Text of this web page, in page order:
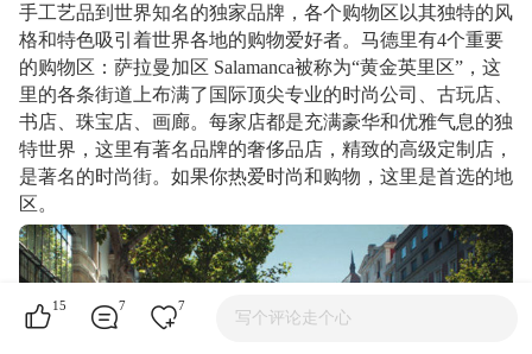
手工艺品到世界知名的独家品牌，各个购物区以其独特的风
格和特色吸引着世界各地的购物爱好者。马德里有4个重要
的购物区：萨拉曼加区 Salamanca被称为“黄金英里区”，这
里的各条街道上布满了国际顶尖专业的时尚公司、古玩店、
书店、珠宝店、画廊。每家店都是充满豪华和优雅气息的独
特世界，这里有著名品牌的奢侈品店，精致的高级定制店，
是著名的时尚街。如果你热爱时尚和购物，这里是首选的地
区。
15 7 7
写个评论走个心